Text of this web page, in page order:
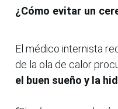
¿Cómo evitar un
El médico internista
de la ola de calor
el buen sueño y la